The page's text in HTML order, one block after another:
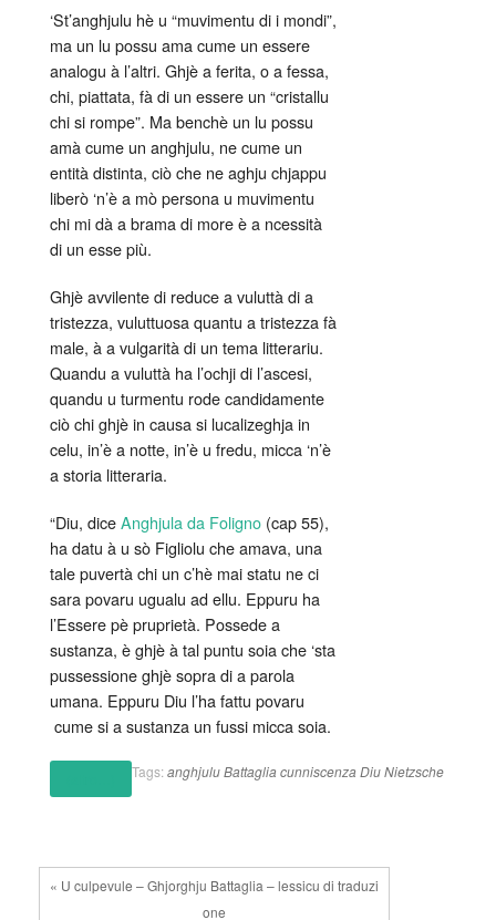
‘St’anghjulu hè u “muvimentu di i mondi”,
ma un lu possu ama cume un essere
analogu à l’altri. Ghjè a ferita, o a fessa,
chi, piattata, fà di un essere un “cristallu
chi si rompe”. Ma benchè un lu possu
amà cume un anghjulu, ne cume un
entità distinta, ciò che ne aghju chjappu
liberò ‘n’è a mò persona u muvimentu
chi mi dà a brama di more è a ncessità
di un esse più.
Ghjè avvilente di reduce a vuluttà di a
tristezza, vuluttuosa quantu a tristezza fà
male, à a vulgarità di un tema litterariu.
Quandu a vuluttà ha l’ochji di l’ascesi,
quandu u turmentu rode candidamente
ciò chi ghjè in causa si lucalizeghja in
celu, in’è a notte, in’è u fredu, micca ‘n’è
a storia litteraria.
“Diu, diceAnghjula da Foligno (cap 55),
ha datu à u sò Figliolu che amava, una
tale puvertà chi un c’hè mai statu ne ci
sara povaru ugualu ad ellu. Eppuru ha
l’Essere pè pruprietà. Possede a
sustanza, è ghjè à tal puntu soia che ‘sta
pussessione ghjè sopra di a parola
umana. Eppuru Diu l’ha fattu povaru
cume si a sustanza un fussi micca soia.
Tags: anghjuluBattaglia cunniscenza DiuNietzsche
« U culpevule – Ghjorghju Battaglia – lessicu di traduzi
one